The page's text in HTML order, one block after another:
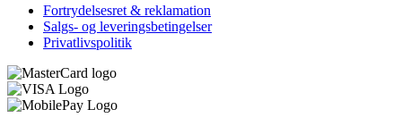
Fortrydelsesret & reklamation
Salgs- og leveringsbetingelser
Privatlivspolitik